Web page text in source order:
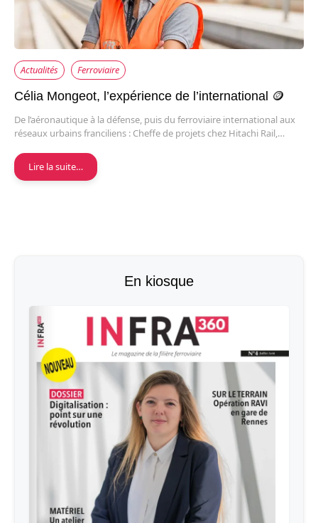
Actualités Ferroviaire
Célia Mongeot, l’expérience de l’international 🪙
De l’aéronautique à la défense, puis du ferroviaire international aux
réseaux urbains franciliens : Cheffe de projets chez Hitachi Rail,…
Lire la suite…
En kiosque